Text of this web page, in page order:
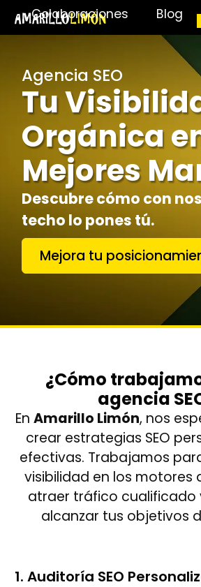
Colaboraciones Blog
Agencia SEO
Tu
Orgánica
Mejores
Descubre cómo con
techo lo pones tú.
Mejora tu
¿Cómo
agencia
En Amarillo Limón, nos
crear estrategias SEO
efectivas. Trabajamos
visibilidad en los motores
atraer tráfico cualificado
alcanzar tus objetivos
1. Auditoría SEO